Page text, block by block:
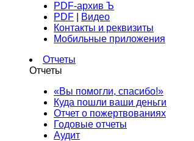
PDF-архив Ъ
PDF
Видео
Контакты и реквизиты
Мобильные приложения
Отчеты
Отчеты
«Вы помогли, спасибо!»
Куда пошли ваши деньги
Отчет о пожертвованиях
Годовые отчеты
Аудит